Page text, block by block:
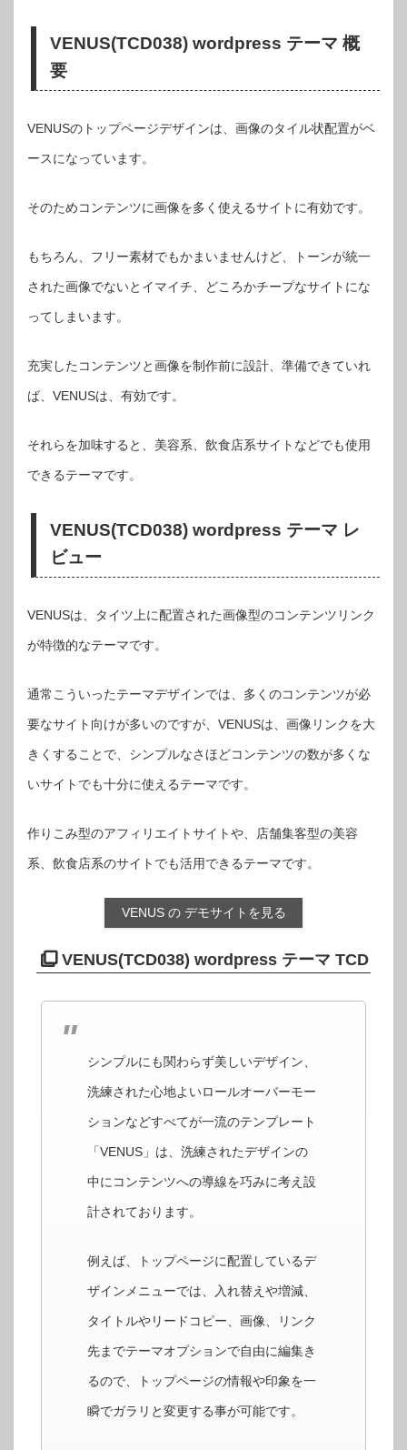
VENUS(TCD038) wordpress テーマ 概
要
VENUSのトップページデザインは、画像のタイル状配置がベ
ースになっています。
そのためコンテンツに画像を多く使えるサイトに有効です。
もちろん、フリー素材でもかまいませんけど、トーンが統一
された画像でないとイマイチ、どころかチープなサイトにな
ってしまいます。
充実したコンテンツと画像を制作前に設計、準備できていれ
ば、VENUSは、有効です。
それらを加味すると、美容系、飲食店系サイトなどでも使用
できるテーマです。
VENUS(TCD038) wordpress テーマ レ
ビュー
VENUSは、タイツ上に配置された画像型のコンテンツリンク
が特徴的なテーマです。
通常こういったテーマデザインでは、多くのコンテンツが必
要なサイト向けが多いのですが、VENUSは、画像リンクを大
きくすることで、シンプルなさほどコンテンツの数が多くな
いサイトでも十分に使えるテーマです。
作りこみ型のアフィリエイトサイトや、店舗集客型の美容
系、飲食店系のサイトでも活用できるテーマです。
VENUS の デモサイトを見る
VENUS(TCD038) wordpress テーマ TCD
シンプルにも関わらず美しいデザイン、
洗練された心地よいロールオーバーモー
ションなどすべてが一流のテンプレート
「VENUS」は、洗練されたデザインの
中にコンテンツへの導線を巧みに考え設
計されております。
例えば、トップページに配置しているデ
ザインメニューでは、入れ替えや増減、
タイトルやリードコピー、画像、リンク
先までテーマオプションで自由に編集き
るので、トップページの情報や印象を一
瞬でガラリと変更する事が可能です。